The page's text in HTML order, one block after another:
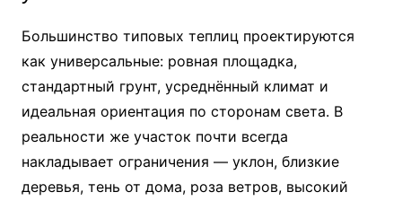
Большинство типовых теплиц проектируются
как универсальные: ровная площадка,
стандартный грунт, усреднённый климат и
идеальная ориентация по сторонам света. В
реальности же участок почти всегда
накладывает ограничения — уклон, близкие
деревья, тень от дома, роза ветров, высокий